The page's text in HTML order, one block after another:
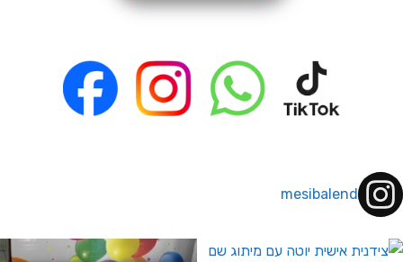
mesibalend
לחברי מועדון ומצטרפים חדשים🤍